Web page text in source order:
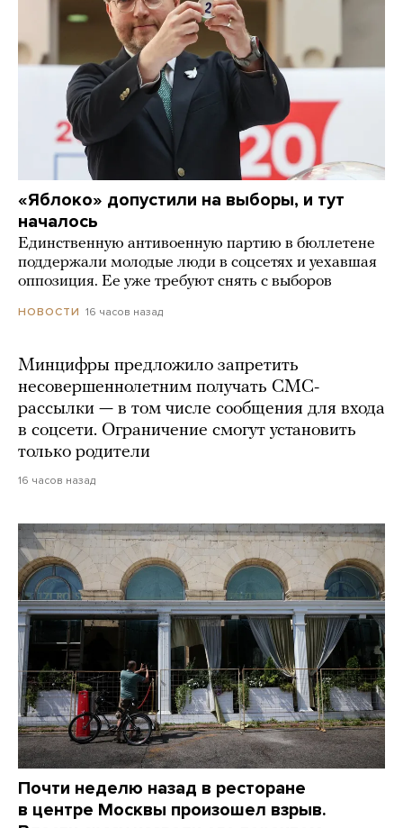
«Яблоко» допустили на выборы, и тут
началось
Единственную антивоенную партию в бюллетене
поддержали молодые люди в соцсетях и уехавшая
оппозиция. Ее уже требуют снять с выборов
НОВОСТИ 16 часов назад
Минцифры предложило запретить
несовершеннолетним получать СМС-
рассылки — в том числе сообщения для входа
в соцсети. Ограничение смогут установить
только родители
16 часов назад
Почти неделю назад в ресторане
в центре Москвы произошел взрыв.